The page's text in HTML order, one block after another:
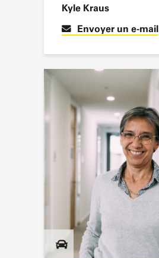
Kyle Kraus
Envoyer un e-mail